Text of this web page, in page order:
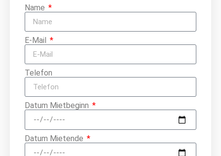
Name
E-Mail
Telefon
Datum Mietbeginn
Datum Mietende